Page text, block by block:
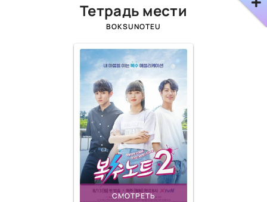
Тетрадь мести
BOKSUNOTEU
СМОТРЕТЬ